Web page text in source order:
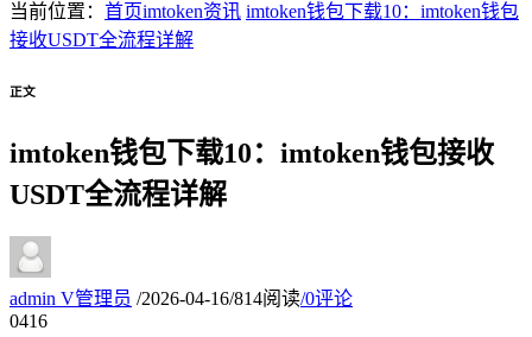
当前位置： 首页imtoken资讯 imtoken钱包下载10：imtoken钱包
接收USDT全流程详解
正文
imtoken钱包下载10：imtoken钱包接收
USDT全流程详解
admin V管理员 /2026-04-16/814阅读/0评论
0416